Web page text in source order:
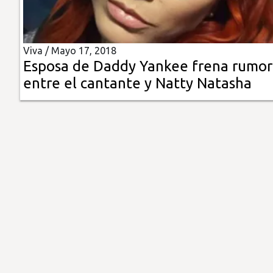
Insólitas
Multimedia
Impreso
Viva / Mayo 17, 2018
Esposa de Daddy Yankee frena
entre el cantante y Natty Natasha